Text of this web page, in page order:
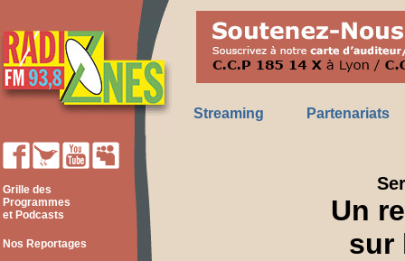
Streaming Partenariats
Grille des
Programmes
et Podcasts
Nos Reportages
Un
sur